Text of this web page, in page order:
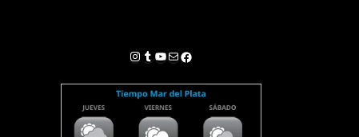
Instagram
Tumblr
YouTube
Correo electrónico
Facebook